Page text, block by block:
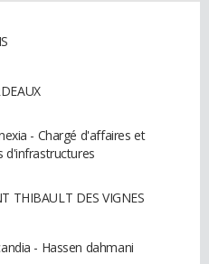
- Chargé d'affaires et
d'infrastructures
THIBAULT DES VIGNES
- Hassen dahmani